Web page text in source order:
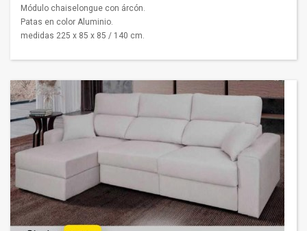
Módulo chaiselongue con árcón.
Patas en color Aluminio.
medidas 225 x 85 x 85 / 140 cm.